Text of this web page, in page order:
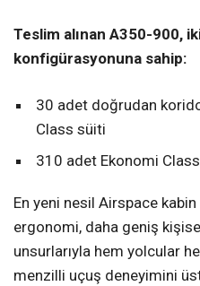
Teslim alınan A350-900,
konfigürasyonuna sahip:
30 adet doğrudan
Class süiti
310 adet Ekonomi
En yeni nesil Airspace
ergonomi, daha geniş
unsurlarıyla hem yolcular
menzilli uçuş deneyimini